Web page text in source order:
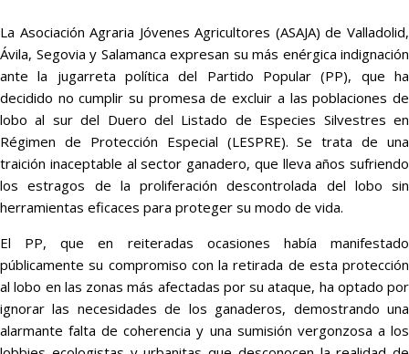
La Asociación Agraria Jóvenes Agricultores (ASAJA) de Valladolid,
Ávila, Segovia y Salamanca expresan su más enérgica indignación
ante la jugarreta política del Partido Popular (PP), que ha
decidido no cumplir su promesa de excluir a las poblaciones de
lobo al sur del Duero del Listado de Especies Silvestres en
Régimen de Protección Especial (LESPRE). Se trata de una
traición inaceptable al sector ganadero, que lleva años sufriendo
los estragos de la proliferación descontrolada del lobo sin
herramientas eficaces para proteger su modo de vida.
El PP, que en reiteradas ocasiones había manifestado
públicamente su compromiso con la retirada de esta protección
al lobo en las zonas más afectadas por su ataque, ha optado por
ignorar las necesidades de los ganaderos, demostrando una
alarmante falta de coherencia y una sumisión vergonzosa a los